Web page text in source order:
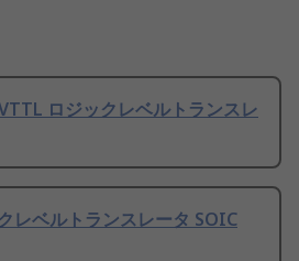
ロジックレベルトランスレ
レベルトランスレータ SOIC